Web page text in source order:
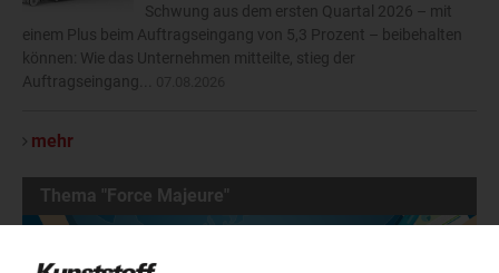
Schwung aus dem ersten Quartal 2026 – mit
einem Plus beim Auftragseingang von 5,3 Prozent – beibehalten
können: Wie das Unternehmen mitteilte, stieg der
Auftragseingang...
mehr
Thema "Force Majeure"